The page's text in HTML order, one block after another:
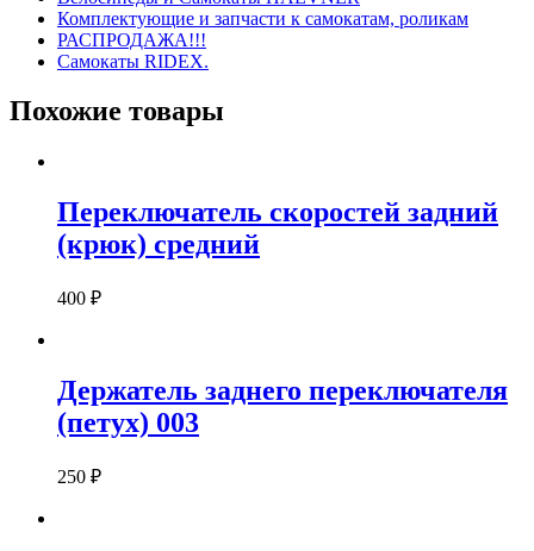
Комплектующие и запчасти к самокатам, роликам
РАСПРОДАЖА!!!
Самокаты RIDEX.
Похожие товары
Переключатель скоростей задний
(крюк) средний
400 ₽
Держатель заднего переключателя
(петух) 003
250 ₽